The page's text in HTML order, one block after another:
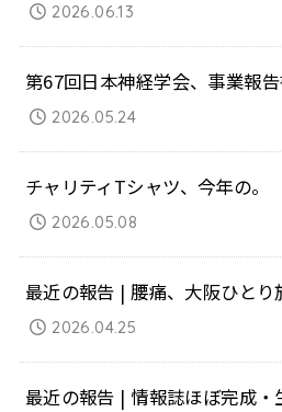
2026.06.13
第67回日本神経学会、事業報
2026.05.24
チャリティTシャツ、今年の。
2026.05.08
最近の報告 | 腰痛、大阪ひとり
2026.04.25
最近の報告 | 情報誌ほぼ完成